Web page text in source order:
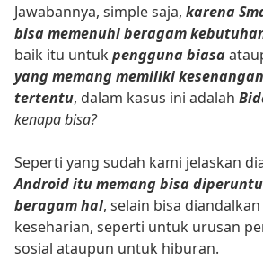
Jawabannya, simple saja, karena
bisa memenuhi beragam
baik itu untukpengguna biasa
yang memang memiliki
tertentu, dalam kasus ini adalah
kenapa bisa?
Seperti yang sudah kami jelaskan
Android itu memang bisa
beragam hal, selain bisa
keseharian, seperti untuk urusan
sosial ataupun untuk hiburan.